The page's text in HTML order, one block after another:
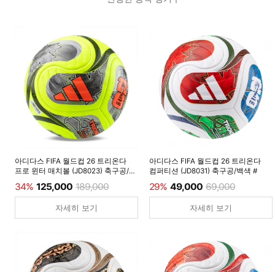
아디다스 FIFA 월드컵 26 트리온다
프로 윈터 매치볼 (JD8023) 축구공/
34% 125,000 189,000
자세히 보기
아디다스 FIFA 월드컵 26 트리온다
컴퍼티션 (JD8031) 축구공/백색 #
29% 49,000 69,000
자세히 보기